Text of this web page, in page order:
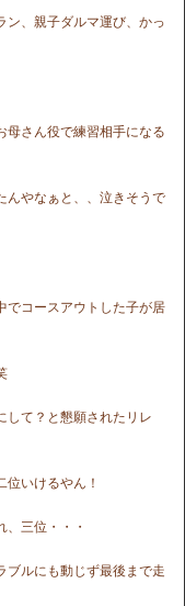
ン、親子ダルマ運び、かっ
母さん役で練習相手になる
んやなぁと、、泣きそうで
でコースアウトした子が居
して？と懇願されたリレ
いけるやん！
三位・・・
ブルにも動じず最後まで走